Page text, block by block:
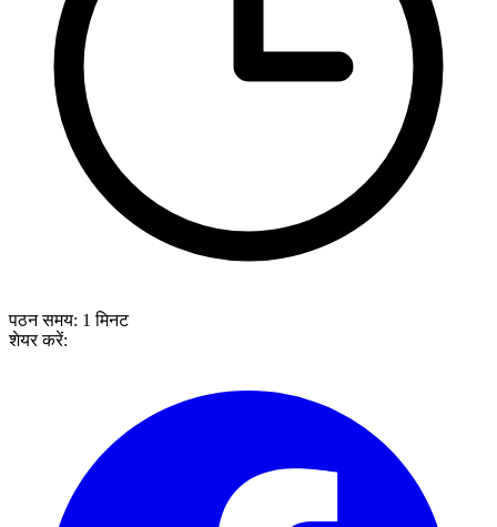
पठन समय: 1 मिनट
शेयर करें: